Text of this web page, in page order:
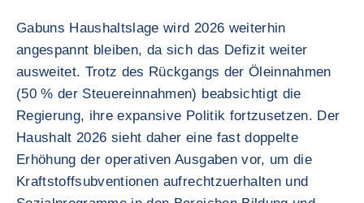
Gabuns Haushaltslage wird 2026 weiterhin
angespannt bleiben, da sich das Defizit weiter
ausweitet. Trotz des Rückgangs der Öleinnahmen
(50 % der Steuereinnahmen) beabsichtigt die
Regierung, ihre expansive Politik fortzusetzen. Der
Haushalt 2026 sieht daher eine fast doppelte
Erhöhung der operativen Ausgaben vor, um die
Kraftstoffsubventionen aufrechtzuerhalten und